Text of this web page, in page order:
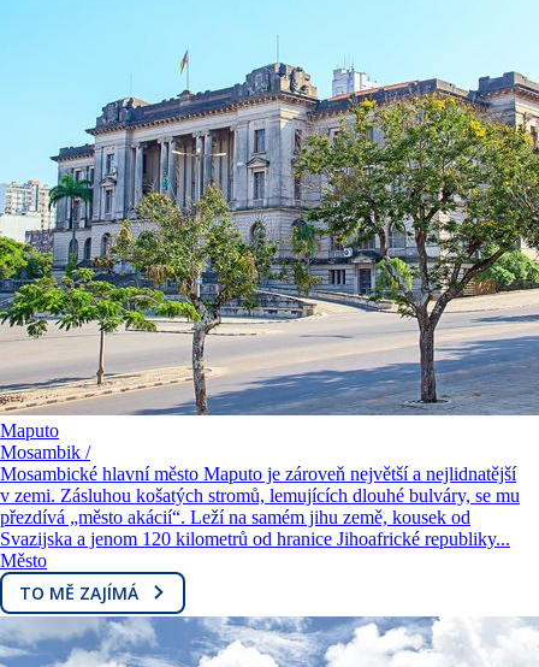
Maputo
Mosambik /
Mosambické hlavní město Maputo je zároveň největší a nejlidnatější
v zemi. Zásluhou košatých stromů, lemujících dlouhé bulváry, se mu
přezdívá „město akácií“. Leží na samém jihu země, kousek od
Svazijska a jenom 120 kilometrů od hranice Jihoafrické republiky...
Město
TO MĚ ZAJÍMÁ